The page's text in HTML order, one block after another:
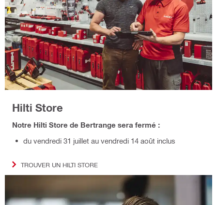
Hilti Store
Notre Hilti Store de Bertrange sera fermé :
du vendredi 31 juillet au vendredi 14 août inclus
TROUVER UN HILTI STORE